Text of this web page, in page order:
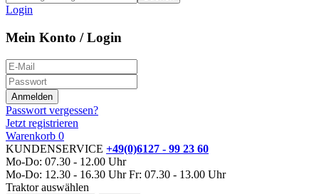
Login
Mein Konto / Login
Passwort vergessen?
Jetzt registrieren
Warenkorb 0
KUNDENSERVICE +49(0)6127 - 99 23 60
Mo-Do: 07.30 - 12.00 Uhr
Mo-Do: 12.30 - 16.30 Uhr Fr: 07.30 - 13.00 Uhr
Traktor auswählen